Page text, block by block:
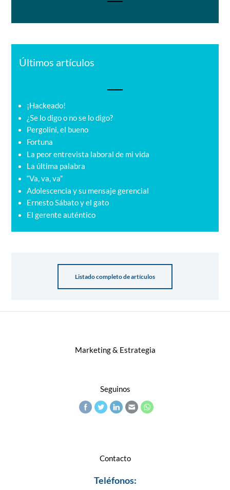
Últimos artículos
¡Hackeado!
¿Se lo digo o no se lo digo?
Pergolini, el bueno
Fortuna
La peor entrevista laboral de mi vida
La última palabra
“Va, va, va”
Adolescencia y su mensaje gerencial
Ernesto Sábato y el gato
El gerente auténtico
Listado completo de artículos
Marketing & Estrategia
Seguinos
Contacto
Teléfonos: